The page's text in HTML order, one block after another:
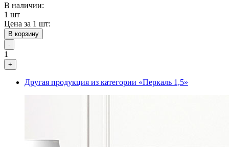
В наличии:
1 шт
Цена за 1 шт:
В корзину
-
1
+
Другая продукция из категории «Перкаль 1,5»